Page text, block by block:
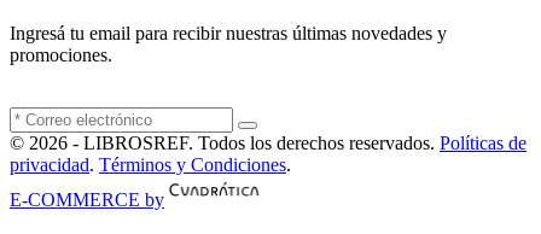
Ingresá tu email para recibir nuestras últimas novedades y
promociones.
© 2026 - LIBROSREF. Todos los derechos reservados. Políticas de
privacidad. Términos y Condiciones.
E-COMMERCE by